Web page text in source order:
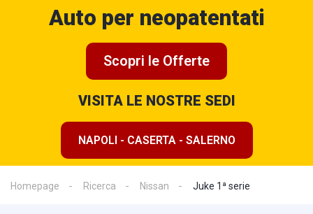
Auto per neopatentati
Scopri le Offerte
VISITA LE NOSTRE SEDI
NAPOLI - CASERTA - SALERNO
Homepage Ricerca Nissan Juke 1ª serie